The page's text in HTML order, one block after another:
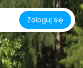
Zaloguj się